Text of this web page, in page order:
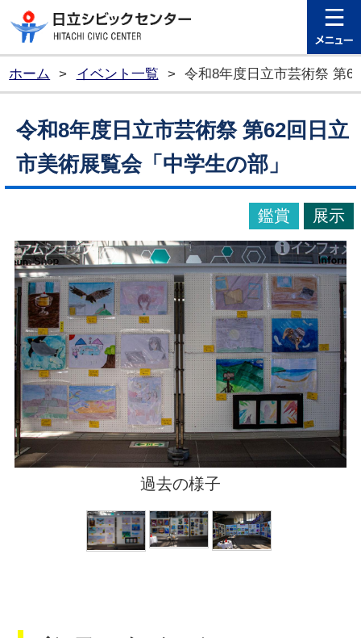
日立シビ
ホーム > イベント一覧 > 令和8年度日立市芸術祭 第
令和8年度日立市芸術祭 第62回日立
市美術展覧会「中学生の部」
鑑賞 展示
過去の様子
過去の様子
過去の様子